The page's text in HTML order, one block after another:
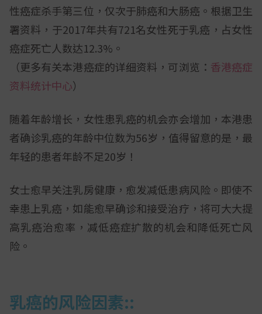
性癌症杀手第三位，仅次于肺癌和大肠癌。根据卫生
署资料，于2017年共有721名女性死于乳癌，占女性
癌症死亡人数达12.3%。
（更多有关本港癌症的详细资料，可浏览： 香港癌症
资料统计中心）
随着年龄增长，女性患乳癌的机会亦会增加，本港患
者确诊乳癌的年龄中位数为56岁，值得留意的是，最
年轻的患者年龄不足20岁！
女士愈早关注乳房健康，愈发减低患病风险。即使不
幸患上乳癌，如能愈早确诊和接受治疗，将可大大提
高乳癌治愈率，减低癌症扩散的机会和降低死亡风
险。
乳癌的风险因素::